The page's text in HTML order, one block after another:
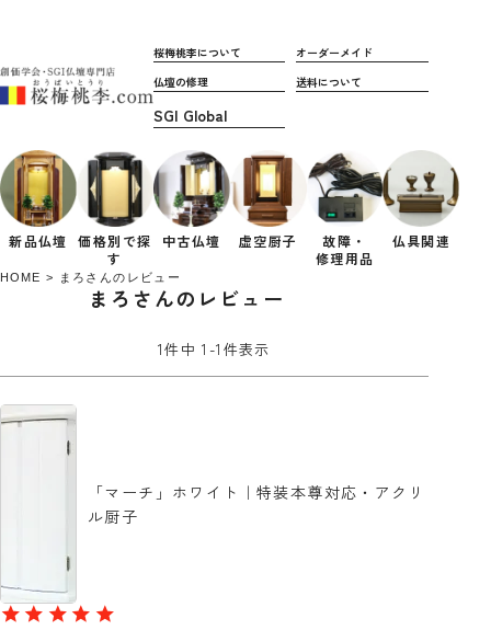
桜梅桃李について
オーダーメイド
仏壇の修理
送料について
新品仏壇 価格別で探
す
中古仏壇 虚空厨子
故障・
修理用品
仏具関連
HOME まろさんのレビュー
まろさんのレビュー
1件中 1 -1 件表示
「マーチ」ホワイト｜特装本尊対応・アクリ
ル厨子